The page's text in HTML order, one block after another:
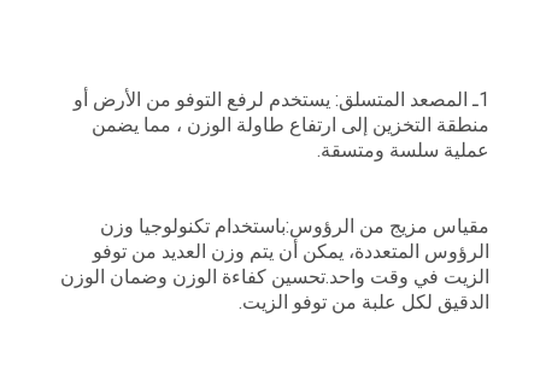
1ـ المصعد المتسلق: يستخدم لرفع التوفو من الأرض أو
منطقة التخزين إلى ارتفاع طاولة الوزن ، مما يضمن
عملية سلسة ومتسقة.
مقياس مزيج من الرؤوس:باستخدام تكنولوجيا وزن
الرؤوس المتعددة، يمكن أن يتم وزن العديد من توفو
الزيت في وقت واحد.تحسين كفاءة الوزن وضمان الوزن
الدقيق لكل علبة من توفو الزيت.